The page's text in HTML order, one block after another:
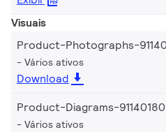
Visuais
Product-Photographs-
Vários ativos
Download
Product-Diagrams-
Vários ativos